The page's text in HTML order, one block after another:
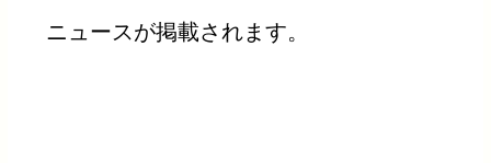
ニュースが掲載されます。